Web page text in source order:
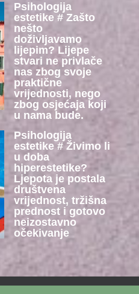
Psihologija
estetike # Zašto
nešto
doživljavamo
lijepim? Lijepe
stvari ne privlače
nas zbog svoje
praktične
vrijednosti, nego
zbog osjećaja koji
u nama bude.
Psihologija
estetike # Živimo li
u doba
hiperestetike?
Ljepota je postala
društvena
vrijednost, tržišna
prednost i gotovo
neizostavno
očekivanje